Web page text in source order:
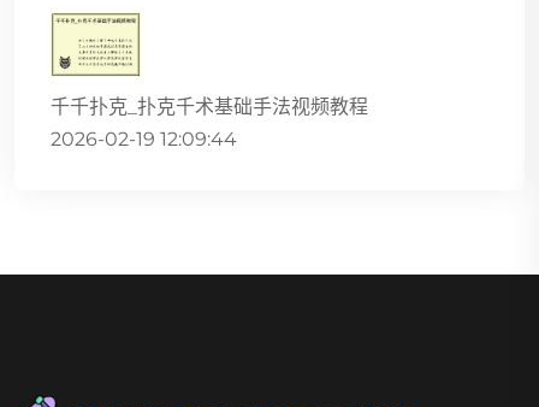
千千扑克_扑克千术基础手法视频教程
2026-02-19 12:09:44